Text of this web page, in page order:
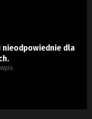
nieodpowiednie dla